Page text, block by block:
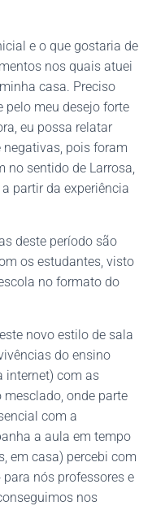
e o que gostaria de
nos quais atuei
casa. Preciso
pelo meu desejo forte
eu possa relatar
pois foram
no sentido de Larrosa,
partir da experiência
deste período são
os estudantes, visto
no formato do
novo estilo de sala
do ensino
internet) com as
onde parte
com a
a aula em tempo
em casa) percebi com
nós professores e
nos